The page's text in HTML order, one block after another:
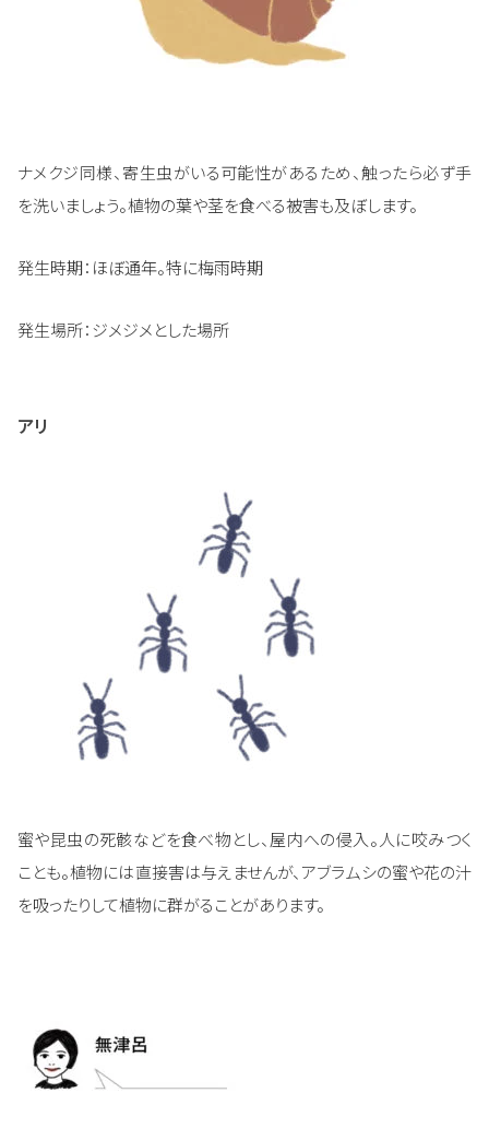
ナメクジ同様、寄生虫がいる可能性があるため、触ったら必ず手
を洗いましょう。植物の葉や茎を食べる被害も及ぼします。
発生時期：ほぼ通年。特に梅雨時期
発生場所：ジメジメとした場所
アリ
蜜や昆虫の死骸などを食べ物とし、屋内への侵入。人に咬みつく
ことも。植物には直接害は与えませんが、アブラムシの蜜や花の汁
を吸ったりして植物に群がることがあります。